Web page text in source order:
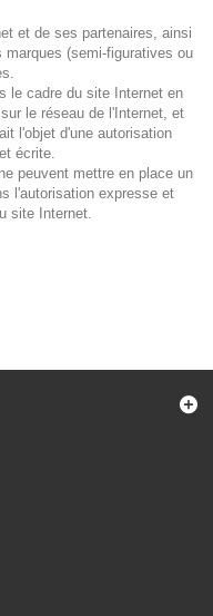
et de ses partenaires, ainsi
(semi-figuratives ou
le cadre du site Internet en
le réseau de l'Internet, et
l'objet d'une autorisation
écrite.
peuvent mettre en place un
l'autorisation expresse et
site Internet.